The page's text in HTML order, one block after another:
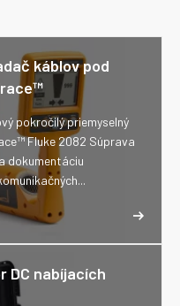
káblov pod
pokročilý priemyselný
Fluke 2082 Súprava
dokumentáciu
DC nabíjacích